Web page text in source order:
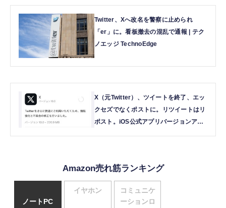
Twitter、Xへ改名を警察に止められ
「er」に。看板撤去の混乱で通報 | テク
ノエッジ TechnoEdge
X（元Twitter）、ツイートを終了、エッ
クセズでなくポストに。リツイートはリ
ポスト。iOS公式アプリバージョンアッ
Amazon売れ筋ランキング
ノートPC
イヤホン
コミュニケ
ーションロ